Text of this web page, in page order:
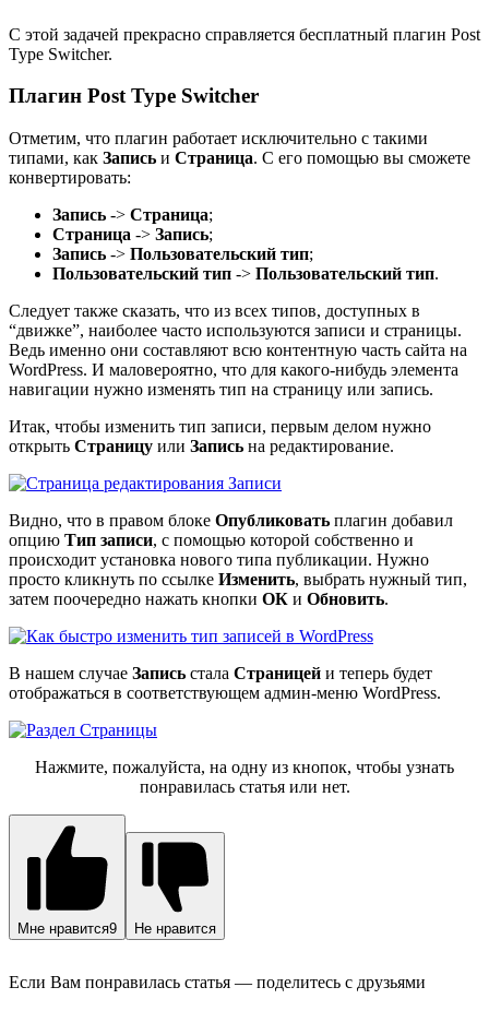
С этой задачей прекрасно справляется бесплатный плагин Post
Type Switcher.
Плагин Post Type Switcher
Отметим, что плагин работает исключительно с такими
типами, как Запись и Страница. С его помощью вы сможете
конвертировать:
Запись -> Страница;
Страница -> Запись;
Запись -> Пользовательский тип;
Пользовательский тип -> Пользовательский тип.
Следует также сказать, что из всех типов, доступных в
“движке”, наиболее часто используются записи и страницы.
Ведь именно они составляют всю контентную часть сайта на
WordPress. И маловероятно, что для какого-нибудь элемента
навигации нужно изменять тип на страницу или запись.
Итак, чтобы изменить тип записи, первым делом нужно
открыть Страницу или Запись на редактирование.
Видно, что в правом блоке Опубликовать плагин добавил
опцию Тип записи, с помощью которой собственно и
происходит установка нового типа публикации. Нужно
просто кликнуть по ссылке Изменить, выбрать нужный тип,
затем поочередно нажать кнопки ОК и Обновить.
В нашем случае Запись стала Страницей и теперь будет
отображаться в соответствующем админ-меню WordPress.
Нажмите, пожалуйста, на одну из кнопок, чтобы узнать
понравилась статья или нет.
Мне нравится9 Не нравится
Если Вам понравилась статья — поделитесь с друзьями